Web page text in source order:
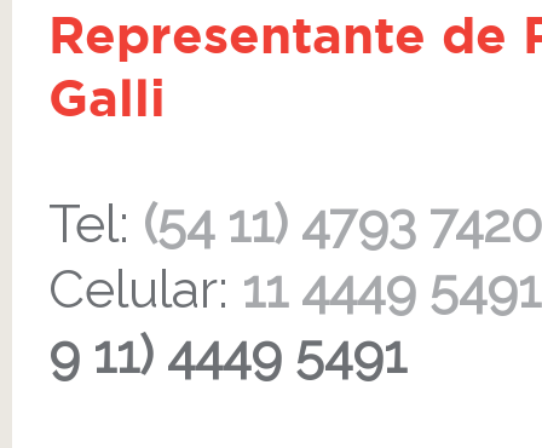
Representante de
Galli
Tel: (54 11) 4793 7420
Celular: 11 4449 5491
9 11) 4449 5491